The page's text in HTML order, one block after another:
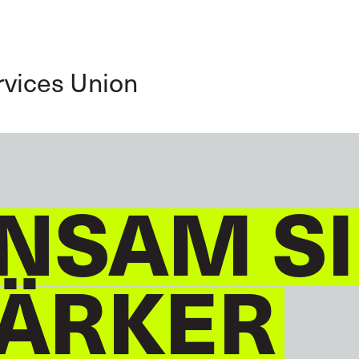
Union